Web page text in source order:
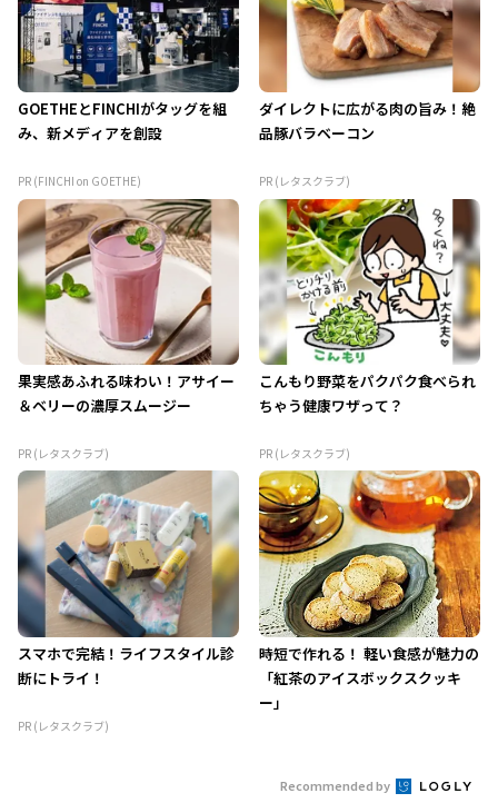
GOETHEとFINCHIがタッグを組
み、新メディアを創設
PR (FINCHI on GOETHE)
ダイレクトに広がる肉の旨み！絶
品豚バラベーコン
PR (レタスクラブ)
果実感あふれる味わい！アサイー
＆ベリーの濃厚スムージー
PR (レタスクラブ)
こんもり野菜をパクパク食べられ
ちゃう健康ワザって？
PR (レタスクラブ)
スマホで完結！ライフスタイル診
断にトライ！
PR (レタスクラブ)
時短で作れる！ 軽い食感が魅力の
「紅茶のアイスボックスクッキ
ー」
Recommended by